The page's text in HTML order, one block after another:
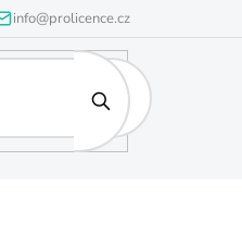
info@prolicence.cz